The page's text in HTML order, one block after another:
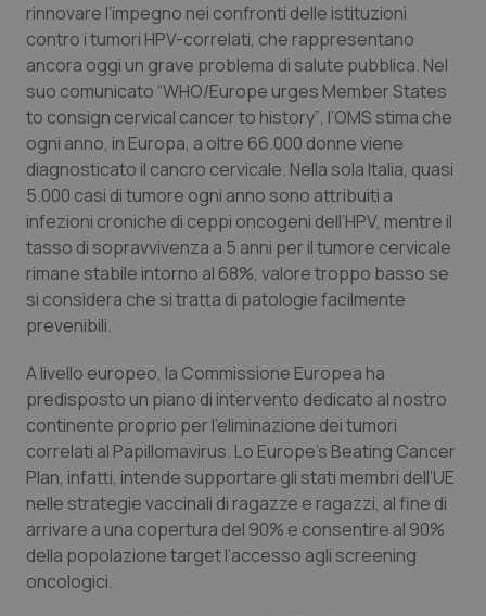
Puglia
Sardegna
Sicilia
Toscana
Umbria
Valle D’Aosta
Veneto
Malattie rare
Malattia di Crohn & Rettocolite Ulcerosa
Neuroscienze & patologie neurodegenerative
Obesità
Oftalmologia
Oncodermatologia
Oncoematologia
Oncologia & Nutrizione
Psoriasi & pelle
Quotidiano Cardiologia
Quotidiano Chirurgia
rinnovare l’impegno nei confronti delle istituzioni
contro i tumori HPV-correlati, che rappresentano
ancora oggi un grave problema di salute pubblica. Nel
suo comunicato “WHO/Europe urges Member States
to consign cervical cancer to history”, l’OMS stima che
ogni anno, in Europa, a oltre 66.000 donne viene
diagnosticato il cancro cervicale. Nella sola Italia, quasi
5.000 casi di tumore ogni anno sono attribuiti a
infezioni croniche di ceppi oncogeni dell’HPV, mentre il
tasso di sopravvivenza a 5 anni per il tumore cervicale
rimane stabile intorno al 68%, valore troppo basso se
si considera che si tratta di patologie facilmente
prevenibili.
A livello europeo, la Commissione Europea ha
predisposto un piano di intervento dedicato al nostro
continente proprio per l’eliminazione dei tumori
correlati al Papillomavirus. Lo Europe’s Beating Cancer
Plan, infatti, intende supportare gli stati membri dell’UE
nelle strategie vaccinali di ragazze e ragazzi, al fine di
arrivare a una copertura del 90% e consentire al 90%
della popolazione target l’accesso agli screening
oncologici.